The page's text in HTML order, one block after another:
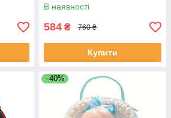
В наявності
584 ₴ 760 ₴
Купити
–40%